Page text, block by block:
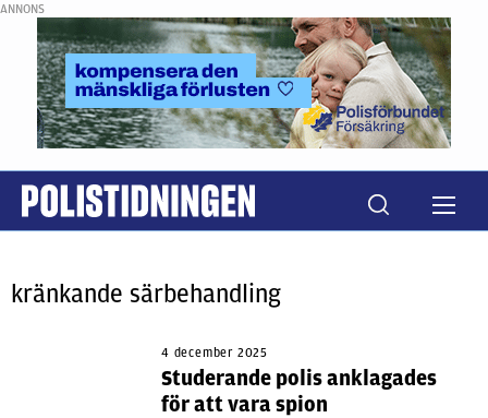
ANNONS
kränkande särbehandling
4 december 2025
Studerande polis anklagades
för att vara spion